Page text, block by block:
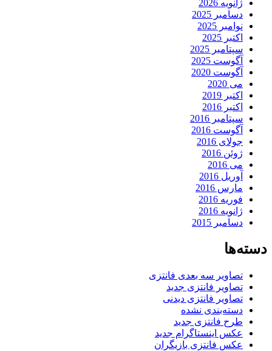
ژانویه 2026
دسامبر 2025
نوامبر 2025
اکتبر 2025
سپتامبر 2025
آگوست 2025
آگوست 2020
می 2020
اکتبر 2019
اکتبر 2016
سپتامبر 2016
آگوست 2016
جولای 2016
ژوئن 2016
می 2016
آوریل 2016
مارس 2016
فوریه 2016
ژانویه 2016
دسامبر 2015
دسته‌ها
تصاویر سه بعدی فانتزی
تصاویر فانتزی جدید
تصاویر فانتزی دیدنی
دسته‌بندی نشده
طرح فانتزی جدید
عکس اینستاگرام جدید
عکس فانتزی بازیگران